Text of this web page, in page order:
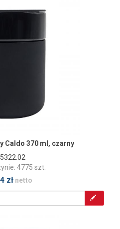
Caldo 370 ml, czarny
4775 szt.
zł netto